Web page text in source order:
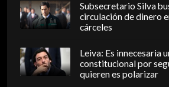
Subsecretario Silva
circulación de dinero
cárceles
Leiva: Es innecesaria
constitucional por
quieren es polarizar